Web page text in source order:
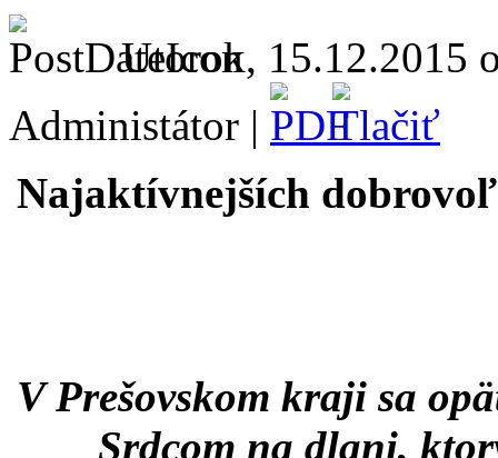
Utorok, 15.12.2015
Administátor |
Najaktívnejších
V Prešovskom kraji sa
Srdcom na dlani,